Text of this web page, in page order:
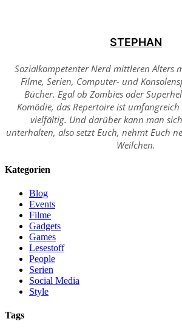
STEPHAN
Sozialkompetenter Nerd mittleren Alters
Filme, Serien, Computer- und
Bücher. Egal ob Zombies oder
Komödie, das Repertoire ist
vielfältig. Und darüber kann man
unterhalten, also setzt Euch, nehmt Euch
Weilchen.
Kategorien
Blog
Events
Filme
Gadgets
Games
Lesestoff
People
Serien
Social Media
Style
Tags